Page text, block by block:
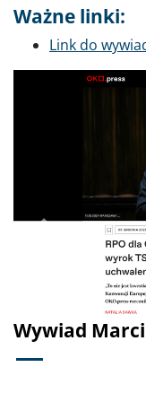
Ważne linki:
Link do
Wywiad
Poprzednie